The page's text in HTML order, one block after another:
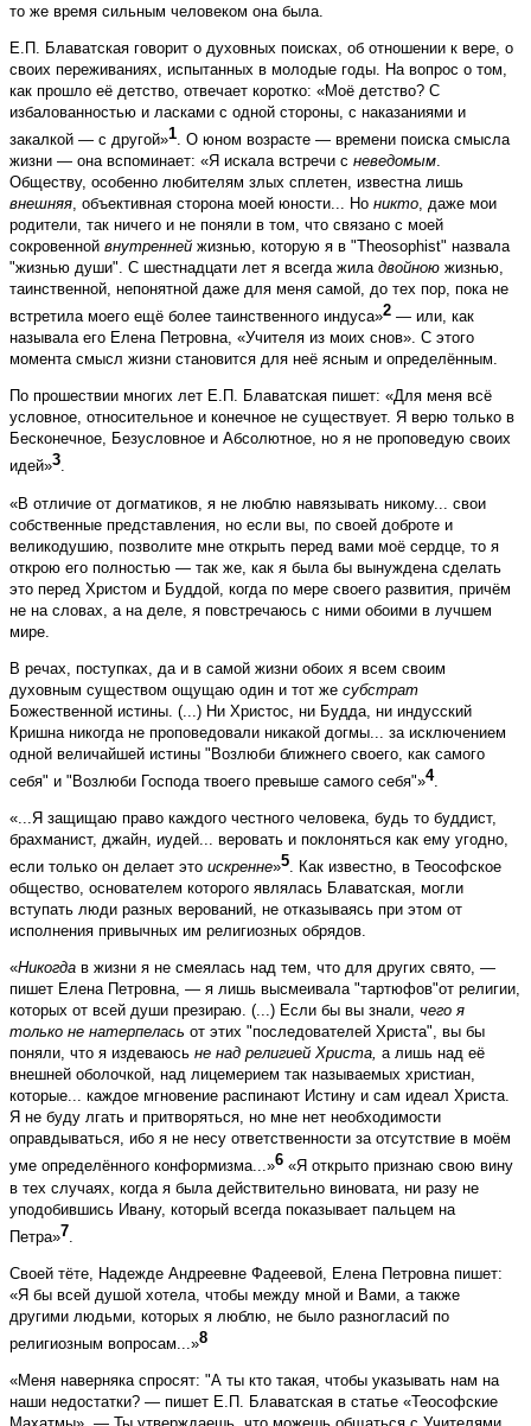
то же время сильным человеком она была.
Е.П. Блаватская говорит о духовных поисках, об отношении к вере, о
своих переживаниях, испытанных в молодые годы. На вопрос о том,
как прошло её детство, отвечает коротко: «Моё детство? С
избалованностью и ласками с одной стороны, с наказаниями и
закалкой — с другой»1 . О юном возрасте — времени поиска смысла
жизни — она вспоминает: «Я искала встречи с неведомым
Обществу, особенно любителям злых сплетен, известна лишь
внешняя , объективная сторона моей юности... Но никто , даже мои
родители, так ничего и не поняли в том, что связано с моей
сокровенной внутренней жизнью, которую я в "Theosophist" назвала
"жизнью души". С шестнадцати лет я всегда жила двойною жизнью,
таинственной, непонятной даже для меня самой, до тех пор, пока не
встретила моего ещё более таинственного индуса»2 — или, как
называла его Елена Петровна, «Учителя из моих снов». С этого
момента смысл жизни становится для неё ясным и определённым.
По прошествии многих лет Е.П. Блаватская пишет: «Для меня всё
условное, относительное и конечное не существует. Я верю только в
Бесконечное, Без­условное и Абсолютное, но я не проповедую своих
идей»3.
«В отличие от догматиков, я не люблю навязывать никому... свои
собственные представления, но если вы, по своей доброте и
великодушию, позволите мне открыть перед вами моё сердце, то я
открою его полностью — так же, как я была бы вынуждена сделать
это перед Христом и Буддой, когда по мере своего развития, причём
не на словах, а на деле, я повстречаюсь с ними обоими в лучшем
мире.
В речах, поступках, да и в самой жизни обоих я всем своим
духовным существом ощущаю один и тот же субстрат
Божественной истины. (...) Ни Христос, ни Будда, ни индусский
Кришна никогда не проповедовали никакой догмы... за исключением
одной величайшей истины "Возлюби ближнего своего, как самого
себя" и "Возлюби Господа твоего превыше самого себя"»4.
«...Я защищаю право каждого честного человека, будь то буддист,
брахманист, джайн, иудей... веровать и поклоняться как ему угодно,
если только он делает это искренне»5. Как известно, в Теософское
общество, основателем которого являлась Блаватская, могли
вступать люди разных верований, не отказываясь при этом от
исполнения привычных им религиозных обрядов.
«Никогда в жизни я не смеялась над тем, что для других свято, —
пишет Елена Петровна, — я лишь высмеивала "тартюфов"от религии,
которых от всей души презираю. (...) Если бы вы знали, чего я
только не натерпелась от этих "последователей Христа", вы бы
поняли, что я издеваюсь не над религией Христа, а лишь над её
внешней оболочкой, над лицемерием так называемых христиан,
которые... каждое мгновение распинают Истину и сам идеал Христа.
Я не буду лгать и притворяться, но мне нет необходимости
оправдываться, ибо я не несу ответственности за отсутствие в моём
уме определённого конформизма...»6 «Я открыто признаю свою вину
в тех случаях, когда я была действительно виновата, ни разу не
уподобившись Ивану, который всегда показывает пальцем на
Петра»7
Своей тёте, Надежде Андреевне Фадеевой, Елена Петровна пишет:
«Я бы всей душой хотела, чтобы между мной и Вами, а также
другими людьми, которых я люблю, не было разногласий по
религиозным вопросам...»8
«Меня наверняка спросят: "А ты кто такая, чтобы указывать нам на
наши недостатки? — пишет Е.П. Блаватская в статье «Теософские